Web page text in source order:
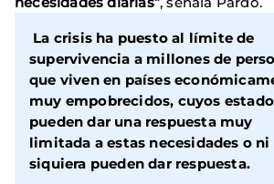
La crisis ha puesto al límite de
supervivencia a millones de
que viven en países
muy empobrecidos, cuyos
pueden dar una respuesta muy
limitada a estas necesidades o ni
siquiera pueden dar respuesta.